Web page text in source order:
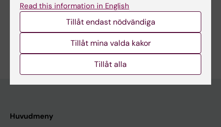
Big data
CRISPR-Cas system
Genomik
Prediktionsalgoritmer
Regenerativ
medicin
Stamcellsforskning
Syntesbiologi
Visa alla
Är du Jens Magnusson?
Redigera din profil
Huvudmeny
Read this information in English
Tillåt endast nödvändiga
Tillåt mina valda kakor
Tillåt alla